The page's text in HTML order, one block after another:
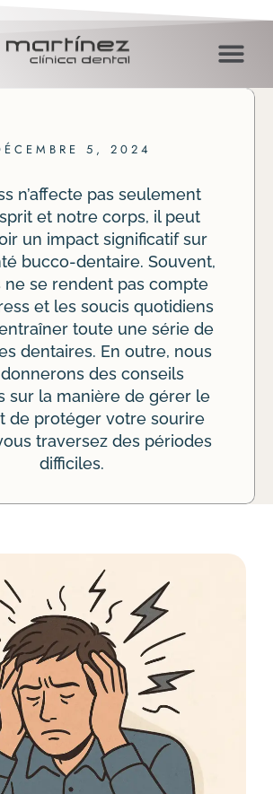
5, 2024
n’affecte pas seulement
et notre corps, il peut
un impact significatif sur
bucco-dentaire. Souvent,
ne se rendent pas compte
et les soucis quotidiens
toute une série de
dentaires. En outre, nous
des conseils
sur la manière de gérer le
de protéger votre sourire
traversez des périodes
difficiles.